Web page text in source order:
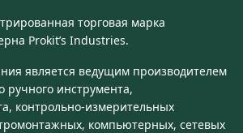
торговая марка
Prokit’s Industries.
является ведущим производителем
ручного инструмента,
контрольно-измерительных
компьютерных, сетевых